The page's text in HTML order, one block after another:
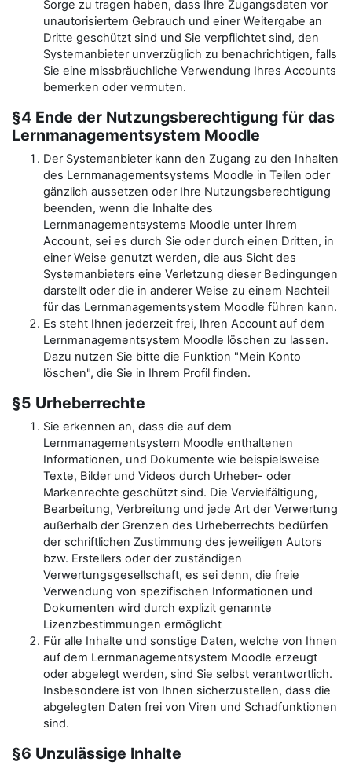
Sorge zu tragen haben, dass Ihre Zugangsdaten vor
unautorisiertem Gebrauch und einer Weitergabe an
Dritte geschützt sind und Sie verpflichtet sind, den
Systemanbieter unverzüglich zu benachrichtigen, falls
Sie eine missbräuchliche Verwendung Ihres Accounts
bemerken oder vermuten.
§4 Ende der Nutzungsberechtigung für das
Lernmanagementsystem Moodle
Der Systemanbieter kann den Zugang zu den Inhalten
des Lernmanagementsystems Moodle in Teilen oder
gänzlich aussetzen oder Ihre Nutzungsberechtigung
beenden, wenn die Inhalte des
Lernmanagementsystems Moodle unter Ihrem
Account, sei es durch Sie oder durch einen Dritten, in
einer Weise genutzt werden, die aus Sicht des
Systemanbieters eine Verletzung dieser Bedingungen
darstellt oder die in anderer Weise zu einem Nachteil
für das Lernmanagementsystem Moodle führen kann.
Es steht Ihnen jederzeit frei, Ihren Account auf dem
Lernmanagementsystem Moodle löschen zu lassen.
Dazu nutzen Sie bitte die Funktion "Mein Konto
löschen", die Sie in Ihrem Profil finden.
§5 Urheberrechte
Sie erkennen an, dass die auf dem
Lernmanagementsystem Moodle enthaltenen
Informationen, und Dokumente wie beispielsweise
Texte, Bilder und Videos durch Urheber- oder
Markenrechte geschützt sind. Die Vervielfältigung,
Bearbeitung, Verbreitung und jede Art der Verwertung
außerhalb der Grenzen des Urheberrechts bedürfen
der schriftlichen Zustimmung des jeweiligen Autors
bzw. Erstellers oder der zuständigen
Verwertungsgesellschaft, es sei denn, die freie
Verwendung von spezifischen Informationen und
Dokumenten wird durch explizit genannte
Lizenzbestimmungen ermöglicht
Für alle Inhalte und sonstige Daten, welche von Ihnen
auf dem Lernmanagementsystem Moodle erzeugt
oder abgelegt werden, sind Sie selbst verantwortlich.
Insbesondere ist von Ihnen sicherzustellen, dass die
abgelegten Daten frei von Viren und Schadfunktionen
sind.
§6 Unzulässige Inhalte